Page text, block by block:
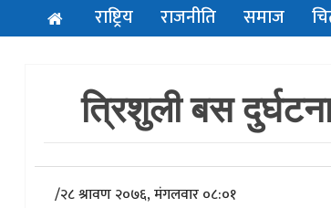
राष्ट्रिय राजनीति समाज
त्रिशुली बस
/२८ श्रावण २०७६, मंगलवार ०८:०१